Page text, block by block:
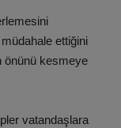
ettiğini
önünü kesmeye
vatandaşlara